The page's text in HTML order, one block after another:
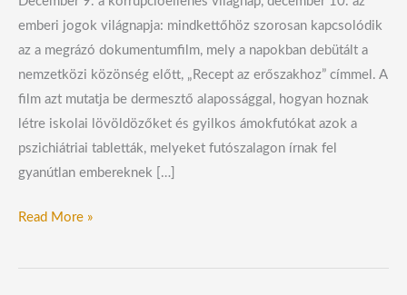
emberi jogok világnapja: mindkettőhöz szorosan kapcsolódik
az a megrázó dokumentumfilm, mely a napokban debütált a
nemzetközi közönség előtt, „Recept az erőszakhoz” címmel. A
film azt mutatja be dermesztő alapossággal, hogyan hoznak
létre iskolai lövöldözőket és gyilkos ámokfutókat azok a
pszichiátriai tabletták, melyeket futószalagon írnak fel
gyanútlan embereknek […]
Read More »